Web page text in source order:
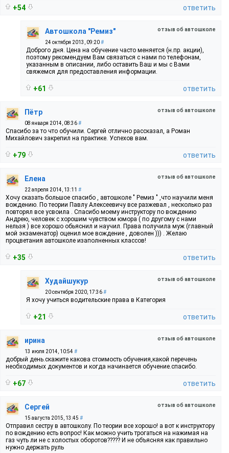
+54 ответить
отзыв об автошколе
Автошкола "Ремиз"
24 октября 2013, 09:20#
Доброго дня. Цена на обучение часто меняется (н.пр. акции),
поэтому рекомендуем Вам связаться с нами по телефонам,
указанным в описании, либо оставить Ваш и мы с Вами
свяжемся для предоставления информации.
+61 ответить
отзыв об автошколе
Пётр
08 января 2014, 08:36#
Спасибо за то что обучили. Сергей отлично рассказал, а Роман
Михайлович закрепил на практике. Успехов вам.
+79 ответить
отзыв об автошколе
Елена
22 апреля 2014, 13:11 #
Хочу сказать большое спасибо , автошколе " Ремиз " ,что научили меня
вождению. По теории Павлу Алексеевичу все разжевал , несколько раз
повторял все усвоила . Спасибо моему инструктору по вождению
Андрею, человек с хорошим чувством юмора ( по другому с нами
нельзя ) все хорошо обьяснил и научил. Права получила муж (главный
мой экзаменатор) оценил мое вождение , доволен ))) . Желаю
процветания автошколе изаполненных классов!
+35 ответить
отзыв об автошколе
Худайшукур
20 сентября 2020, 17:36#
Я хочу учиться водительские права в Категория
+21 ответить
отзыв об автошколе
ирина
13 июля 2014, 10:54 #
добрый день.скажите какова стоимость обучения,какой перечень
необходимых документов и когда начинается обучение.спасибо.
+67 ответить
отзыв об автошколе
Сергей
15 августа 2015, 13:45 #
Отправил сестру в автошколу. По теории все хорошо! а вот к инструктору
по вождению есть вопрос! Как можно учить трогаться на нажимая на
газ чуть ли не с холостых оборотов????? И не объясняя как правильно
нужно держать руль